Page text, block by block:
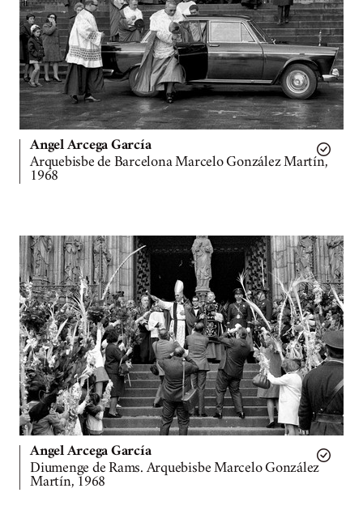
Angel Arcega García
Arquebisbe de Barcelona Marcelo González Martín,
1968
Angel Arcega García
Diumenge de Rams. Arquebisbe Marcelo González
Martín, 1968